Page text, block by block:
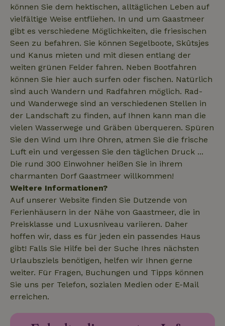
können Sie dem hektischen, alltäglichen Leben auf
vielfältige Weise entfliehen. In und um Gaastmeer
gibt es verschiedene Möglichkeiten, die friesischen
Seen zu befahren. Sie können Segelboote, Skûtsjes
und Kanus mieten und mit diesen entlang der
weiten grünen Felder fahren. Neben Bootfahren
können Sie hier auch surfen oder fischen. Natürlich
sind auch Wandern und Radfahren möglich. Rad-
und Wanderwege sind an verschiedenen Stellen in
der Landschaft zu finden, auf Ihnen kann man die
vielen Wasserwege und Gräben überqueren. Spüren
Sie den Wind um Ihre Ohren, atmen Sie die frische
Luft ein und vergessen Sie den täglichen Druck ...
Die rund 300 Einwohner heißen Sie in ihrem
charmanten Dorf Gaastmeer willkommen!
Weitere Informationen?
Auf unserer Website finden Sie Dutzende von
Ferienhäusern in der Nähe von Gaastmeer, die in
Preisklasse und Luxusniveau variieren. Daher
hoffen wir, dass es für jeden ein passendes Haus
gibt! Falls Sie Hilfe bei der Suche Ihres nächsten
Urlaubsziels benötigen, helfen wir Ihnen gerne
weiter. Für Fragen, Buchungen und Tipps können
Sie uns per Telefon, sozialen Medien oder E-Mail
erreichen.
_nhftconstraint_search-
group-locations
lowest-price
_nhftconstraint_translations www.naturhaeuschen.de
_nhftconstraint_search-
geo-json
www.naturhaeuschen.de
_nhft_search-group-
www.naturhaeuschen.de
_nhft_search-lowest-price